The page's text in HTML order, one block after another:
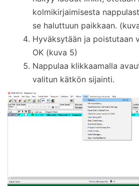
kolmikirjaimisesta
se haluttuun paikkaan.
Hyväksytään ja poistutaan
OK (kuva 5)
Nappulaa klikkaamalla
valitun kätkön sijainti.